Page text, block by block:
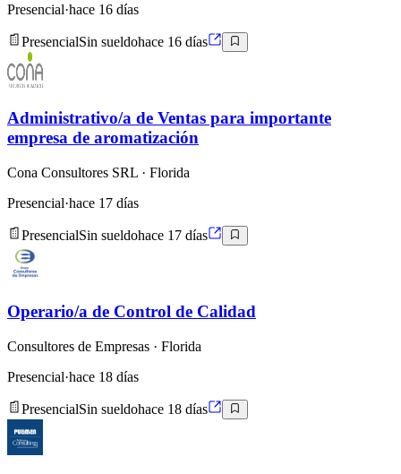
Presencial·hace 16 días
PresencialSin sueldohace 16 días
Administrativo/a de Ventas para importante
empresa de aromatización
Cona Consultores SRL · Florida
Presencial·hace 17 días
PresencialSin sueldohace 17 días
Operario/a de Control de Calidad
Consultores de Empresas · Florida
Presencial·hace 18 días
PresencialSin sueldohace 18 días